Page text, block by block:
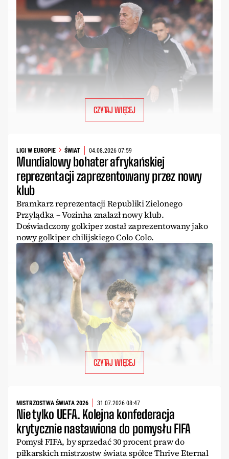
CZYTAJ WIĘCEJ
LIGI W EUROPIE ŚWIAT 04.08.2026 07:59
Mundialowy bohater afrykańskiej
reprezentacji zaprezentowany przez nowy
klub
Bramkarz reprezentacji Republiki Zielonego
Przylądka – Vozinha znalazł nowy klub.
Doświadczony golkiper został zaprezentowany jako
nowy golkiper chilijskiego Colo Colo.
CZYTAJ WIĘCEJ
MISTRZOSTWA ŚWIATA 2026 31.07.2026 08:47
Nie tylko UEFA. Kolejna konfederacja
krytycznie nastawiona do pomysłu FIFA
Pomysł FIFA, by sprzedać 30 procent praw do
piłkarskich mistrzostw świata spółce Thrive Eternal